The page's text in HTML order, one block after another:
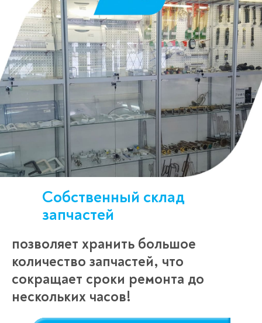
Собственный склад
запчастей
позволяет хранить большое
количество запчастей, что
сокращает сроки ремонта до
нескольких часов!